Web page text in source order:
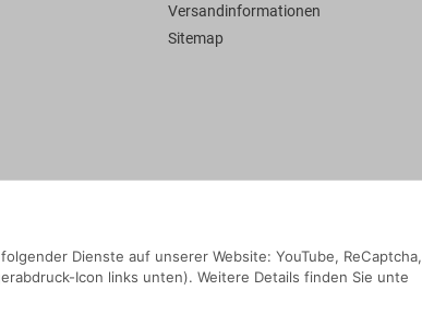
Versandinformationen
Sitemap
Dienste auf unserer Website: YouTube, ReCaptcha,
Icon links unten). Weitere Details finden Sie unte